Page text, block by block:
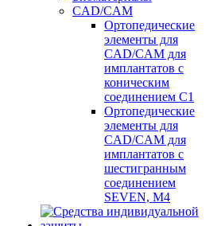
CAD/CAM
Ортопедические
элементы для
CAD/CAM для
имплантатов с
коническим
соединением С1
Ортопедические
элементы для
CAD/CAM для
имплантатов с
шестигранным
соединением
SEVEN, М4